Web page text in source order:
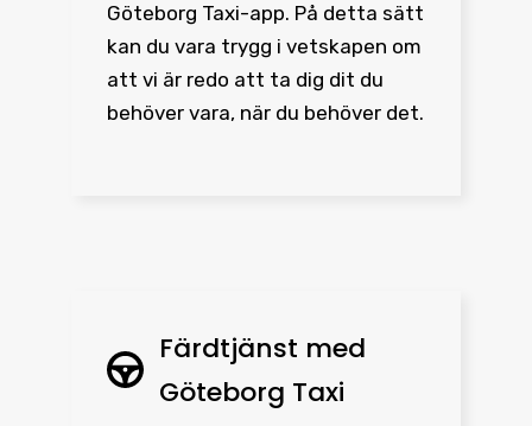
Göteborg Taxi-app. På detta sätt
kan du vara trygg i vetskapen om
att vi är redo att ta dig dit du
behöver vara, när du behöver det.
Färdtjänst med
Göteborg Taxi